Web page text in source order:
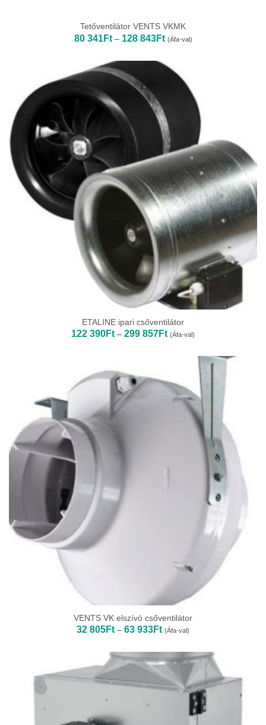
Tetőventilátor VENTS VKMK
80 341Ft – 128 843FtÁrtartomány:
80
128
843Ft
(Áfa-val)
ETALINE ipari csőventilátor
122 390Ft – 299 857FtÁrtartomány:
122
(Áfa-val)
VENTS VK elszívó csőventilátor
32 805Ft – 63 933FtÁrtartomány:
32
-
63
933Ft
(Áfa-val)